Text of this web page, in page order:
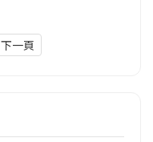
下一頁